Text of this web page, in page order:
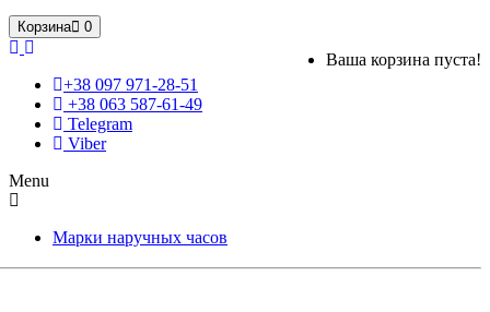
Корзина 0
Ваша корзина пуста!
+38 097 971-28-51
+38 063 587-61-49
Telegram
Viber
Menu
Марки наручных часов